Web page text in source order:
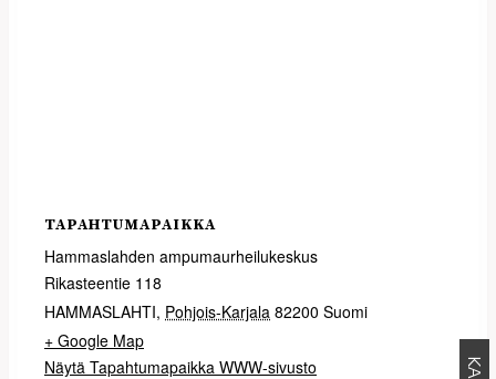
TAPAHTUMAPAIKKA
Hammaslahden ampumaurheilukeskus
Rikasteentie 118
HAMMASLAHTI, Pohjois-Karjala 82200 Suomi
+ Google Map
Näytä Tapahtumapaikka WWW-sivusto